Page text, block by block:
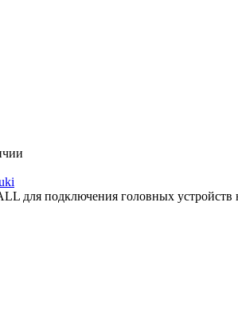
для подключения головных устройств